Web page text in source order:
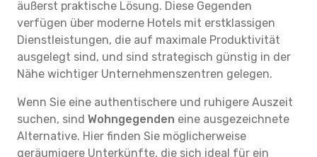
äußerst praktische Lösung. Diese Gegenden
verfügen über moderne Hotels mit erstklassigen
Dienstleistungen, die auf maximale Produktivität
ausgelegt sind, und sind strategisch günstig in der
Nähe wichtiger Unternehmenszentren gelegen.
Wenn Sie eine authentischere und ruhigere Auszeit
suchen, sind Wohngegenden eine ausgezeichnete
Alternative. Hier finden Sie möglicherweise
geräumigere Unterkünfte, die sich ideal für ein